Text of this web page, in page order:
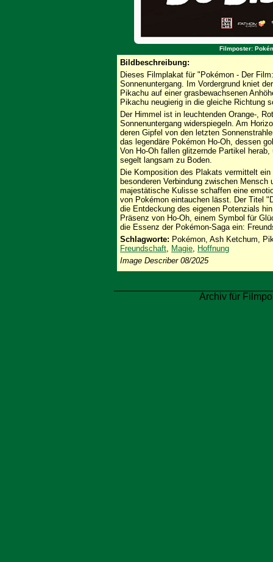
Filmposter:
Bildbeschreibung:
Dieses Filmplakat für "Pokémon - Der
Sonnenuntergang. Im Vordergrund kniet
Pikachu auf einer grasbewachsenen
Pikachu neugierig in die gleiche Richtung
Der Himmel ist in leuchtenden Orange-,
Sonnenuntergang widerspiegeln. Am
deren Gipfel von den letzten
das legendäre Pokémon Ho-Oh, dessen
Von Ho-Oh fallen glitzernde Partikel
segelt langsam zu Boden.
Die Komposition des Plakats vermittelt
besonderen Verbindung zwischen
majestätische Kulisse schaffen eine
von Pokémon eintauchen lässt. Der Titel
die Entdeckung des eigenen Potenzials
Präsenz von Ho-Oh, einem Symbol für
die Essenz der Pokémon-Saga ein:
Schlagworte: Pokémon, Ash Ketchum,
Freundschaft, Magie, Hoffnung
Image Describer 08/2025
Archiv für